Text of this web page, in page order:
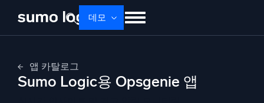
content
데모
회사 소개 로그인 Free trial 무료 체험
앱 카탈로그
Sumo Logic용 Opsgenie 앱